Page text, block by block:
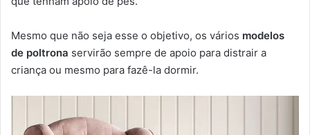
Mesmo que não seja esse o objetivo, os vários modelos
de poltrona servirão sempre de apoio para distrair a
criança ou mesmo para fazê-la dormir.